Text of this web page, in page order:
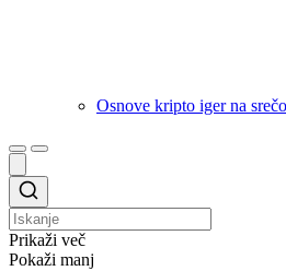
Osnove kripto iger na srečo
Prikaži več
Pokaži manj